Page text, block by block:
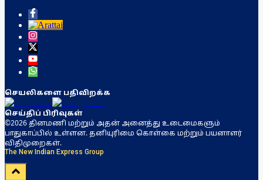
செயலிகளை பதிவிறக்க
செய்திப் பிரிவுகள்
©2026 தினமணி மற்றும் அதன் அனைத்து உடைமைகளும்
பாதுகாப்பில் உள்ளன. தனியுரிமை கொள்கை மற்றும் பயனாளர்
விதிமுறைகள்.
The New Indian Express Group